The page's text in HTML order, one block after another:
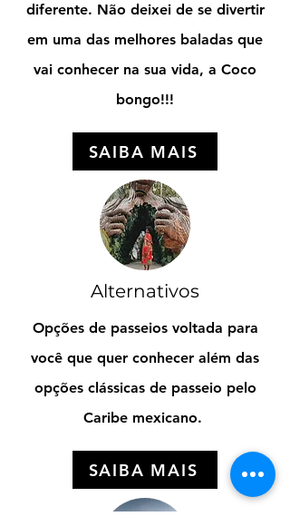
diferente. Não deixei de se divertir
em uma das melhores baladas que
vai conhecer na sua vida, a Coco
bongo!!!
SAIBA MAIS
Alternativos
Opções de passeios voltada para
você que quer conhecer além das
opções clássicas de passeio pelo
Caribe mexicano.
SAIBA MAIS